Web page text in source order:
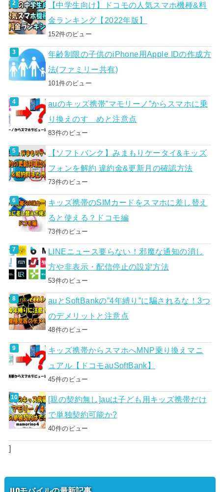
【中学生向け】ドコモの人気スマホ機種&料
金ランキング【2022年版】
152件のビュー
年齢制限の子供のiPhone用Apple IDの作成方
法(ファミリー共有)
101件のビュー
auのキッズ携帯”マモリーノ”からスマホに乗
り換えのすゝめと注意点
83件のビュー
【ソフトバンク】みまもりケータイ&キッズ
フォンを解約 違約金&更新月の確認方法
73件のビュー
キッズ携帯のSIMカードをスマホに差し替え
ると使える？ドコモ編
73件のビュー
LINEニュース要らない！邪魔な通知の消し
方や非表示・配信停止の設定方法
53件のビュー
auとSoftBankの”4年縛り”に騙されるな！3つ
のデメリットと注意点
48件のビュー
キッズ携帯からスマホへMNP乗り換えマニ
ュアル【ドコモauSoftBank】
45件のビュー
[親の契約無し]auは子ども用キッズ携帯だけ
で単独契約可能か?
40件のビュー
]